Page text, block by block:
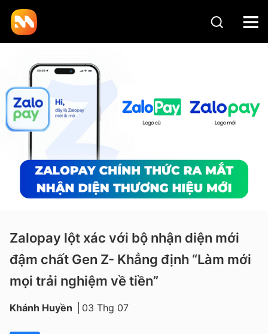
Zalopay lột xác với bộ nhận diện mới
đậm chất Gen Z- Khẳng định “Làm mới
mọi trải nghiệm về tiền”
Khánh Huyền 03 Thg 07